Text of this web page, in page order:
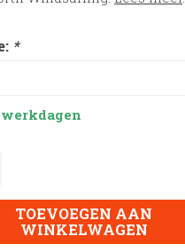
*
TOEVOEGEN AAN
WINKELWAGEN